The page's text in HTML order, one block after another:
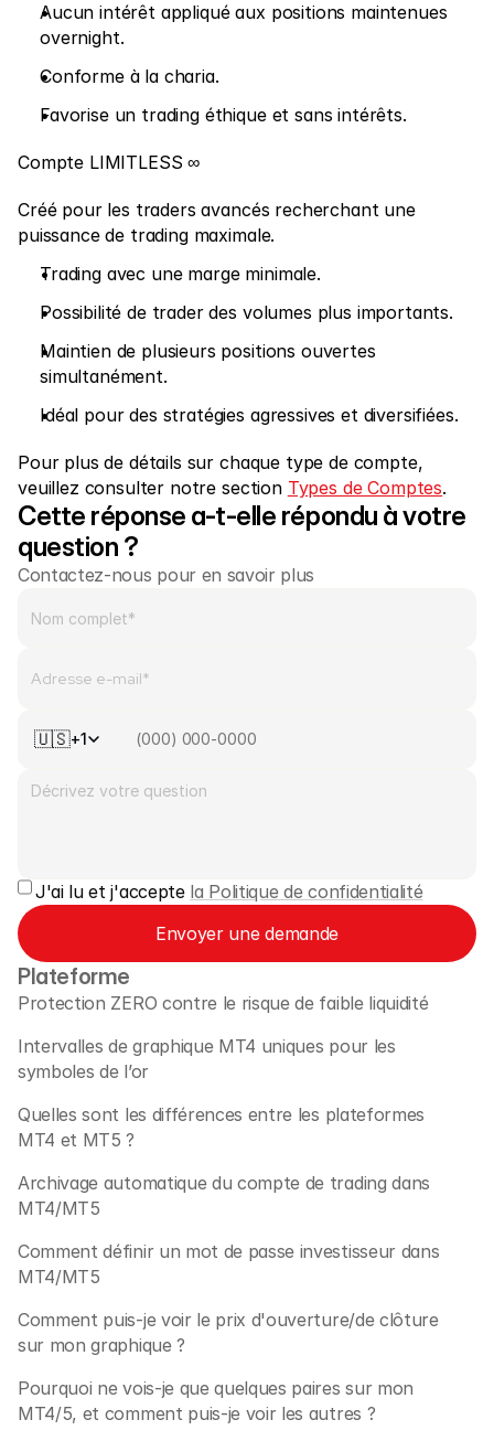
Plateforme
Protection ZERO contre le risque de faible liquidité
Intervalles de graphique MT4 uniques pour les
symboles de l’or
Quelles sont les différences entre les plateformes
MT4 et MT5 ?
Archivage automatique du compte de trading dans
MT4/MT5
Comment définir un mot de passe investisseur dans
MT4/MT5
Comment puis-je voir le prix d'ouverture/de clôture
sur mon graphique ?
Pourquoi ne vois-je que quelques paires sur mon
MT4/5, et comment puis-je voir les autres ?
Aucun intérêt appliqué aux positions maintenues
overnight.
Conforme à la charia.
Favorise un trading éthique et sans intérêts.
Compte LIMITLESS ∞
Créé pour les traders avancés recherchant une
puissance de trading maximale.
Trading avec une marge minimale.
Possibilité de trader des volumes plus importants.
Maintien de plusieurs positions ouvertes
simultanément.
Idéal pour des stratégies agressives et diversifiées.
Pour plus de détails sur chaque type de compte,
veuillez consulter notre section Types de Comptes.
Cette réponse a-t-elle répondu à votre
question ?
Contactez-nous pour en savoir plus
🇺🇸+1
J'ai lu et j'accepte la Politique de confidentialité
Envoyer une demande